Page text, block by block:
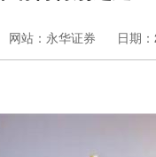
网站：永华证券 日期